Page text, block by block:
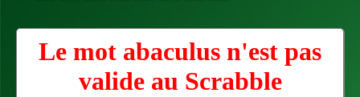
Le mot abaculus n'est pas
valide au Scrabble